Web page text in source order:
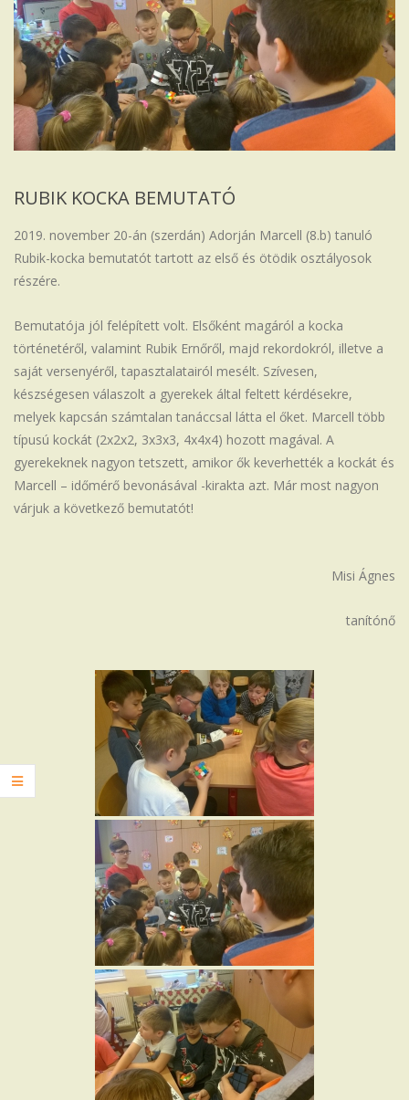
Iskola
RUBIK KOCKA BEMUTATÓ
2019. november 20-án (szerdán) Adorján Marcell (8.b) tanuló
Rubik-kocka bemutatót tartott az első és ötödik osztályosok
részére.
Bemutatója jól felépített volt. Elsőként magáról a kocka
történetéről, valamint Rubik Ernőről, majd rekordokról, illetve a
saját versenyéről, tapasztalatairól mesélt. Szívesen,
készségesen válaszolt a gyerekek által feltett kérdésekre,
melyek kapcsán számtalan tanáccsal látta el őket. Marcell több
típusú kockát (2x2x2, 3x3x3, 4x4x4) hozott magával. A
gyerekeknek nagyon tetszett, amikor ők keverhették a kockát és
Marcell – időmérő bevonásával -kirakta azt. Már most nagyon
várjuk a következő bemutatót!
Misi Ágnes
tanítónő